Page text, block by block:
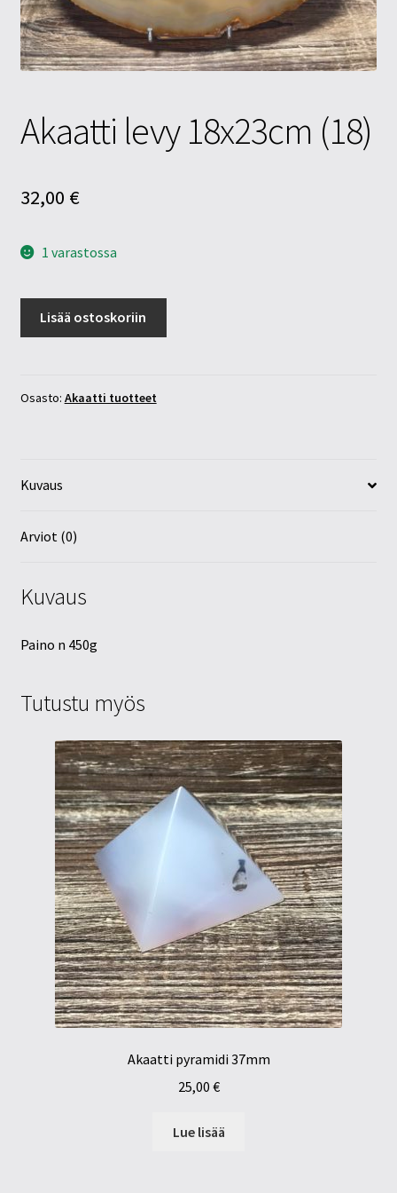
Tietosuojaseloste
Tuotteet
Akaatti levy 18x23cm (18)
32,00 €
1 varastossa
määrä
Lisää ostoskoriin
Osasto: Akaatti tuotteet
Kuvaus
Arviot (0)
Kuvaus
Paino n 450g
Tutustu myös
Akaatti pyramidi 37mm
25,00 €
Lue lisää